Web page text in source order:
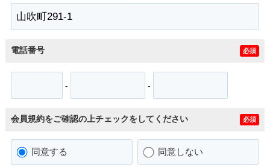
電話番号 必須
- -
会員規約をご確認の上チェックをしてください 必須
同意する 同意しない